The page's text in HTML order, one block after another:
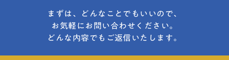
まずは、どんなことでもいいので、
お気軽にお問い合わせください。
どんな内容でもご返信いたします。